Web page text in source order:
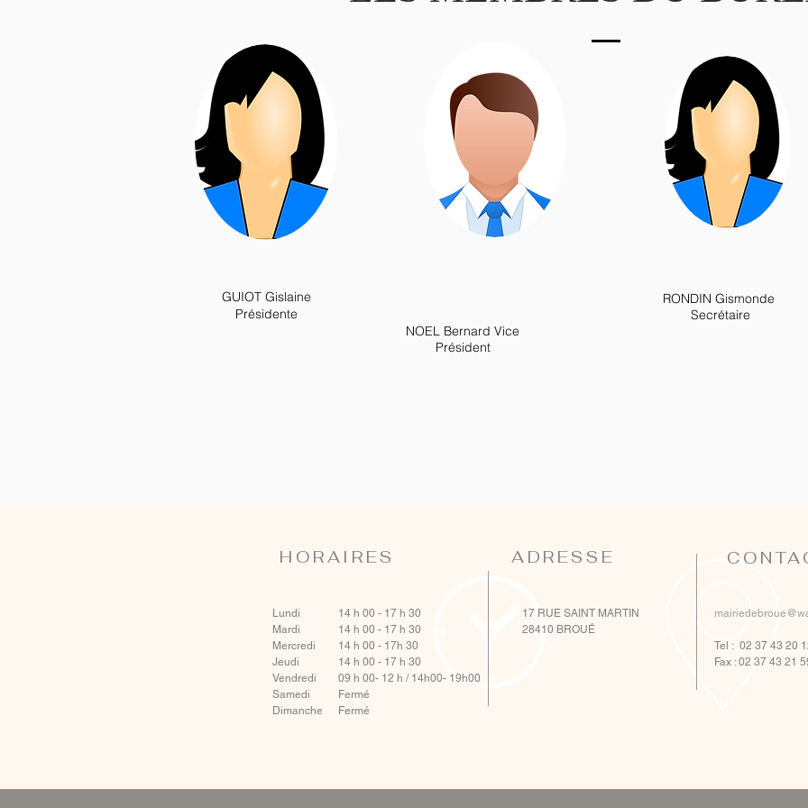
GUIOT Gislaine
Présidente
NOEL Bernard Vice
Président
RONDIN Gismonde
Secrétaire
HORAIRES
Lundi
Mardi
Mercredi
Jeudi
Vendredi
Samedi
Dimanche
14 h 00 - 17 h 30
14 h 00 - 17 h 30
14 h 00 - 17h 30
14 h 00 - 17 h 30
09 h 00- 12 h / 14h00- 19h00
Fermé
Fermé
ADRESSE
17 RUE SAINT MARTIN
28410 BROUÉ
Tel : 02 37 43 20
Fax : 02 37 43 21